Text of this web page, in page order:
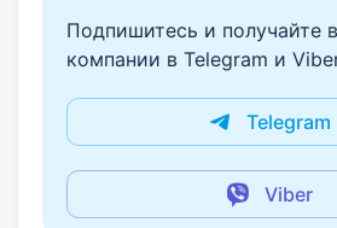
Подпишитесь и получайте
компании в Telegram и
Telegram
Viber